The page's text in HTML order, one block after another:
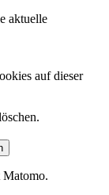
aktuelle
auf dieser
Matomo.